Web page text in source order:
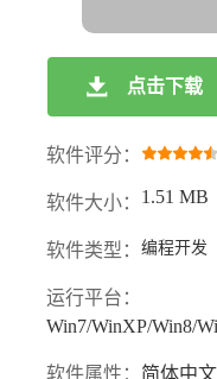
点击下载
软件评分：
软件大小： 1.51 MB
软件类型： 编程开发
运行平台：
Win7/WinXP/Win8/
软件属性： 简体中